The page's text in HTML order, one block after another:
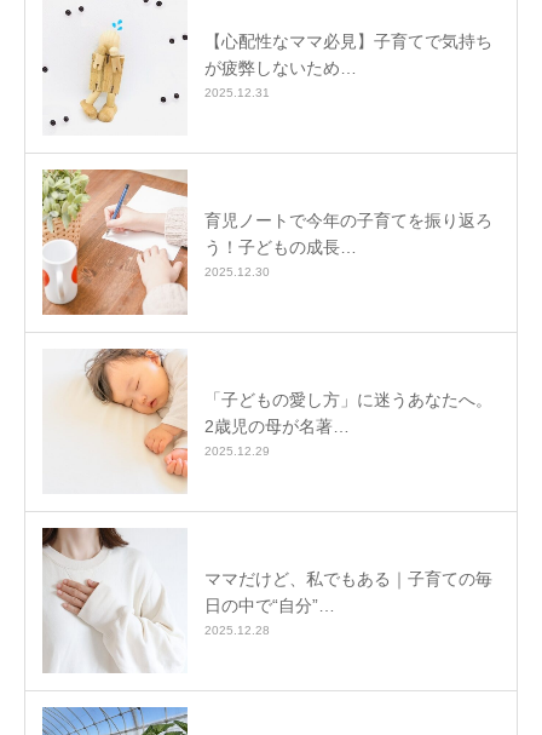
【心配性なママ必見】子育てで気持ち
が疲弊しないため…
2025.12.31
育児ノートで今年の子育てを振り返ろ
う！子どもの成長…
2025.12.30
「子どもの愛し方」に迷うあなたへ。
2歳児の母が名著…
2025.12.29
ママだけど、私でもある｜子育ての毎
日の中で“自分”…
2025.12.28